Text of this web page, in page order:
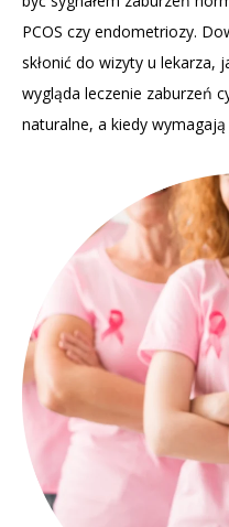
PCOS czy endometriozy.
skłonić do wizyty u lekarza,
wygląda leczenie zaburzeń
naturalne, a kiedy